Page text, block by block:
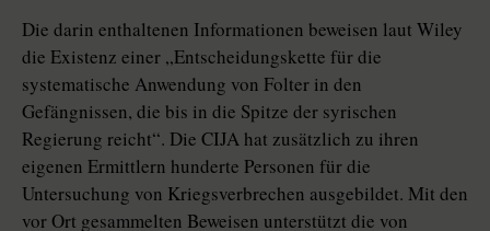
Die darin enthaltenen Informationen beweisen laut Wiley
die Existenz einer „Entscheidungskette für die
systematische Anwendung von Folter in den
Gefängnissen, die bis in die Spitze der syrischen
Regierung reicht“. Die CIJA hat zusätzlich zu ihren
eigenen Ermittlern hunderte Personen für die
Untersuchung von Kriegsverbrechen ausgebildet. Mit den
vor Ort gesammelten Beweisen unterstützt die von